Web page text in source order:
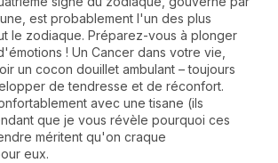
est probablement l'un des plus
le zodiaque. Préparez-vous à plonger
! Un Cancer dans votre vie,
un cocon douillet ambulant – toujours
de tendresse et de réconfort.
avec une tisane (ils
que je vous révèle pourquoi ces
méritent qu'on craque
eux.